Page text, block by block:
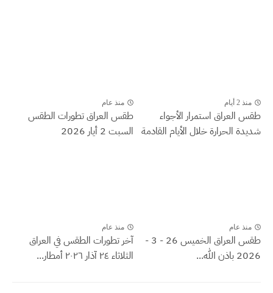
منذ 2 أيام
طقس العراق ‏استمرار الأجواء
شديدة الحرارة خلال الأيام القادمة
منذ عام
طقس العراق تطورات الطقس
السبت 2 أيار 2026
منذ عام
طقس العراق الخميس 26 - 3 -
2026 باذن الله...
منذ عام
آخر تطورات الطقس في العراق
الثلاثاء ٢٤ آذار ٢٠٢٦ أمطار...